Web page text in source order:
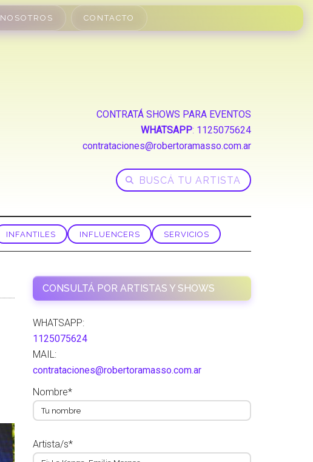
NOSOTROS CONTACTO
CONTRATÁ SHOWS PARA EVENTOS
WHATSAPP: 1125075624
contrataciones@robertoramasso.com.ar
INFANTILES INFLUENCERS SERVICIOS
CONSULTÁ POR ARTISTAS Y SHOWS
WHATSAPP:
1125075624
MAIL:
contrataciones@robertoramasso.com.ar
Nombre*
Artista/s*